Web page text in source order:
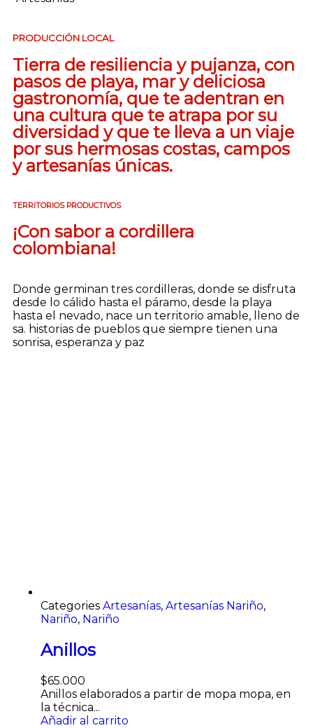
PRODUCCIÓN LOCAL
Tierra de resiliencia y pujanza, con
pasos de playa, mar y deliciosa
gastronomía, que te adentran en
una cultura que te atrapa por su
diversidad y que te lleva a un viaje
por sus hermosas costas, campos
y artesanías únicas.
TERRITORIOS PRODUCTIVOS
¡Con sabor a cordillera
colombiana!
Donde germinan tres cordilleras, donde se disfruta
desde lo cálido hasta el páramo, desde la playa
hasta el nevado, nace un territorio amable, lleno de
sa. historias de pueblos que siempre tienen una
sonrisa, esperanza y paz
Categories Artesanías, Artesanías Nariño,
Nariño, Nariño
Anillos
$65.000
Anillos elaborados a partir de mopa mopa, en
la técnica...
Añadir al carrito